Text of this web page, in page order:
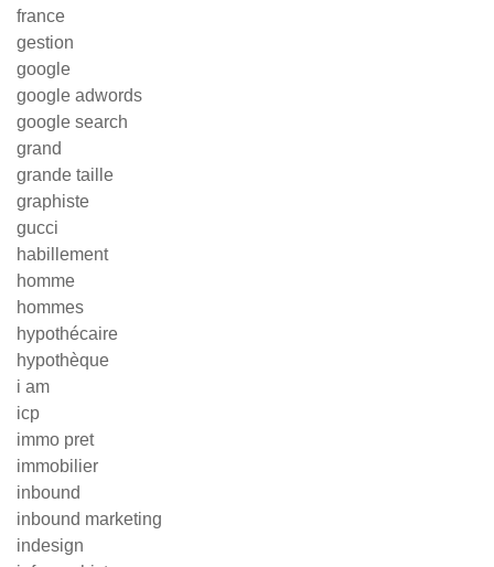
france
gestion
google
google adwords
google search
grand
grande taille
graphiste
gucci
habillement
homme
hommes
hypothécaire
hypothèque
i am
icp
immo pret
immobilier
inbound
inbound marketing
indesign